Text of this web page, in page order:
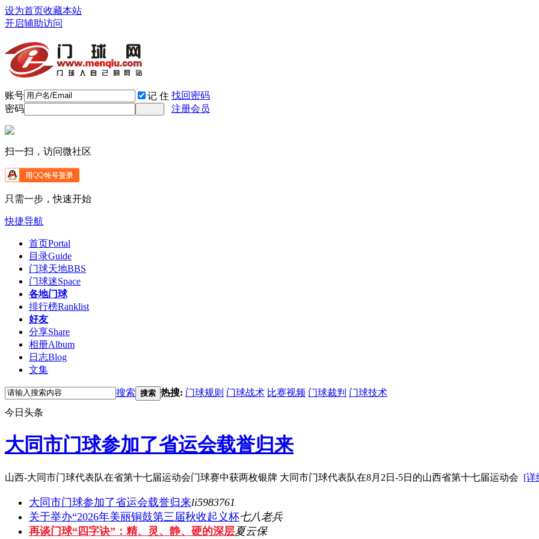
设为首页收藏本站
开启辅助访问
账号 记 住 找回密码
密码
注册会员
扫一扫，访问微社区
只需一步，快速开始
快捷导航
首页Portal
目录Guide
门球天地BBS
门球迷Space
各地门球
排行榜Ranklist
好友
分享Share
相册Album
日志Blog
文集
搜索 搜索 热搜: 门球规则 门球战术 比赛视频 门球裁判 门球技术
今日头条
大同市门球参加了省运会载誉归来
山西-大同市门球代表队在省第十七届运动会门球赛中获两枚银牌 大同市门球代表队在8月2日-5日的山西省第十七届运动会 [详
大同市门球参加了省运会载誉归来li5983761
关于举办“2026年美丽铜鼓第三届秋收起义杯七八老兵
再谈门球“四字诀”：精、灵、静、硬的深层夏云保